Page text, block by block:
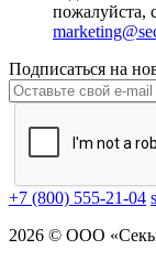
пожалуйста,
Подписаться на
+7 (800) 555-21-04
2026 © ООО